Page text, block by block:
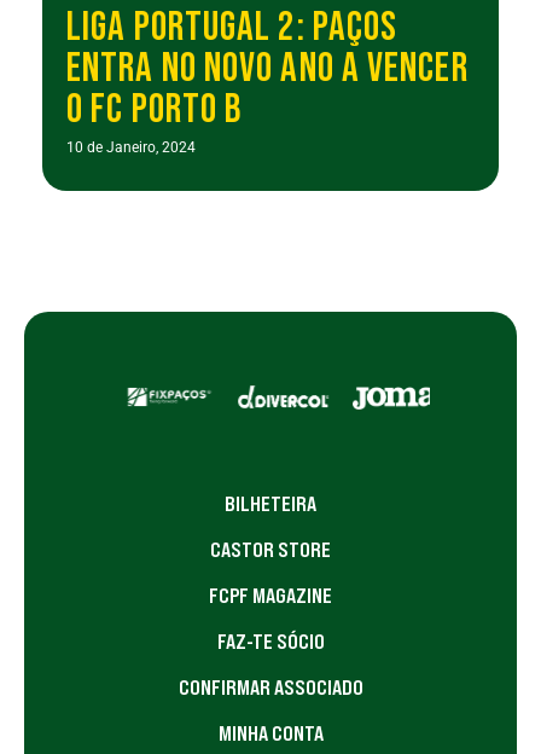
LIGA PORTUGAL 2: PAÇOS
ENTRA NO NOVO ANO A VENCER
O FC PORTO B
10 de Janeiro, 2024
BILHETEIRA
CASTOR STORE
FCPF MAGAZINE
FAZ-TE SÓCIO
CONFIRMAR ASSOCIADO
MINHA CONTA